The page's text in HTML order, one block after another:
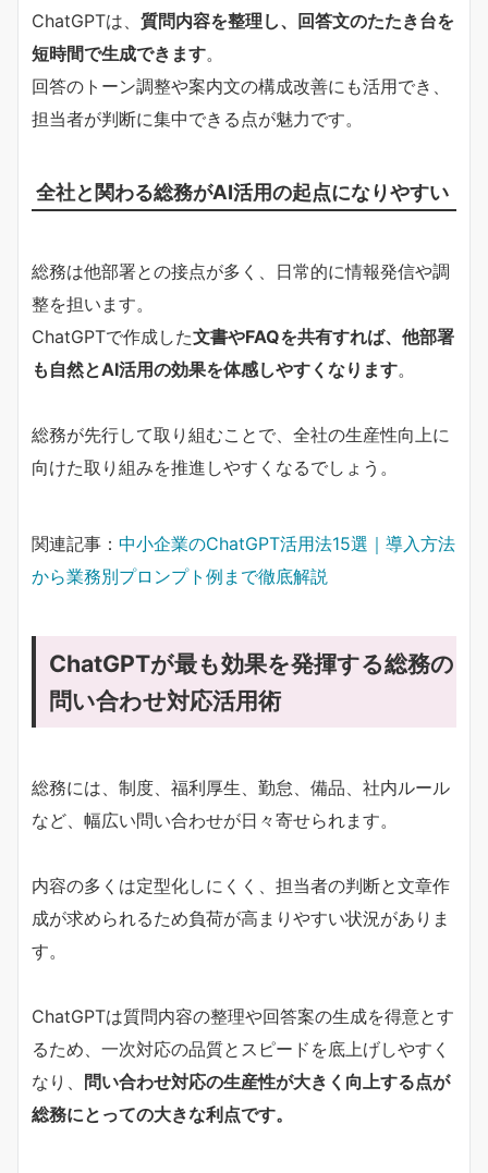
ChatGPTは、 質問内容を整理し、回答文のたたき台を
短時間で生成できます。
回答のトーン調整や案内文の構成改善にも活用でき、
担当者が判断に集中できる点が魅力です。
全社と関わる総務がAI活用の起点になりやすい
総務は他部署との接点が多く、日常的に情報発信や調
整を担います。
ChatGPTで作成した文書やFAQを共有すれば、他部署
も自然とAI活用の効果を体感しやすくなります。
総務が先行して取り組むことで、全社の生産性向上に
向けた取り組みを推進しやすくなるでしょう。
関連記事： 中小企業のChatGPT活用法15選｜導入方法
から業務別プロンプト例まで徹底解説
ChatGPTが最も効果を発揮する総務の
問い合わせ対応活用術
総務には、制度、福利厚生、勤怠、備品、社内ルール
など、幅広い問い合わせが日々寄せられます。
内容の多くは定型化しにくく、担当者の判断と文章作
成が求められるため負荷が高まりやすい状況がありま
す。
ChatGPTは質問内容の整理や回答案の生成を得意とす
るため、一次対応の品質とスピードを底上げしやすく
なり、 問い合わせ対応の生産性が大きく向上する点が
総務にとっての大きな利点です。